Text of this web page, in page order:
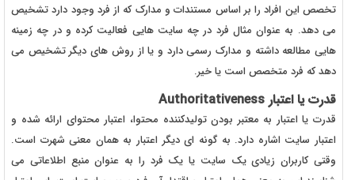
تخصص این افراد را بر اساس مستندات و مدارک که از فرد وجود دارد تشخیص
می دهد. به عنوان مثال فرد در چه سایت هایی فعالیت کرده و در چه زمینه
هایی مطالعه داشته و مدارک رسمی دارد و یا از روش های دیگر تشخیص می
دهد که فرد متخصص است یا خیر.
قدرت یا اعتبار Authoritativeness
قدرت یا اعتبار به معتبر بودن تولیدکننده محتوا، اعتبار محتوای ارائه شده و
اعتبار سایت اشاره دارد. به گونه ای دیگر اعتبار به همان معنی شهرت است.
وقتی کاربران زیادی یک سایت یا یک فرد را به عنوان منبع اطلاعاتی می